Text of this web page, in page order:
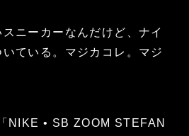
ニーカーなんだけど、ナイ
ている。マジカコレ。マジ
NIKE • SB ZOOM STEFAN